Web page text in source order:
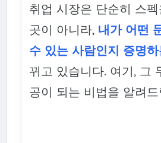
취업 시장은 단순히 스
곳이 아니라, 내가 어떤
수 있는 사람인지 증명
뀌고 있습니다. 여기, 그
공이 되는 비법을 알려드